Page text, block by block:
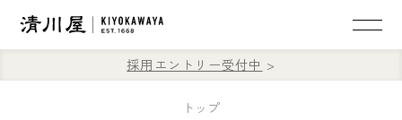
採用エントリー受付中
トップ